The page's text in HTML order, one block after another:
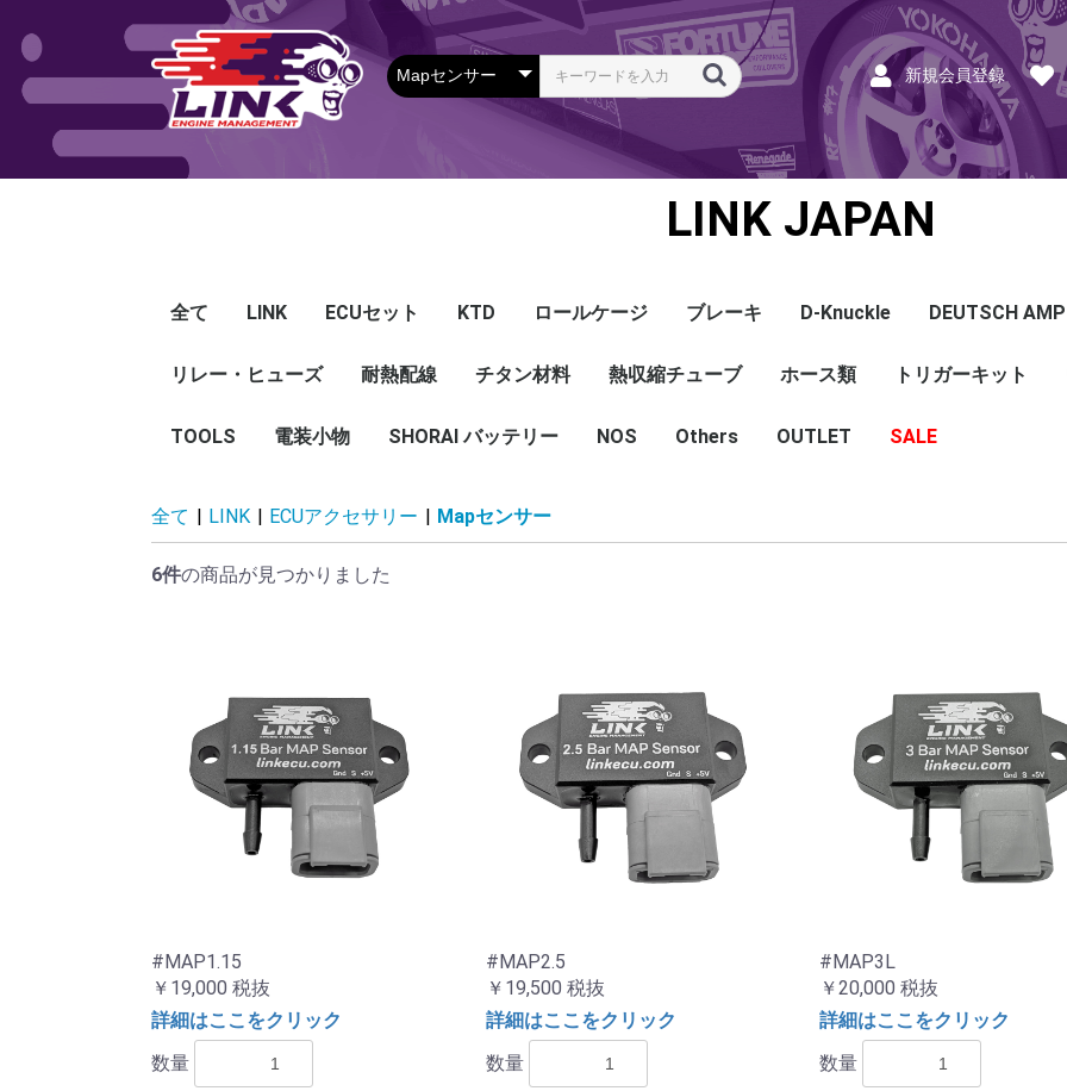
新規会員登録
LINK JAPAN
全て LINK
Plug-in ECU Honda
Mazda
Mitsubishi
Nissan
Subaru
Toyota
その他
Wire-in ECU G5
G4X
G4＋
PDM
ECUアクセサリー Looms and Cables Terminals and Plugs
G1 - G4
CAN and Tuning
G4X - G4+
Mapセンサー
温度センサー
その他センサー
Exhaust O2センサー
CAN EGT modules
DI Driver
Ignition
Injection
Peripherals
Tuning Tools
E-Throttle
Driver Display
CAN Keypad
Apparel Hat
T-shirts
Foodies
ECUセット KTD
Looms
CAN＆Tuning ケーブ
コネクタ＆Pin
Wire-in ハーネス
拡張ハーネス G4+Kurofune
MAZDA
MITSUBISHI
HONDA
TOYOTA
NISSAN
センサー クランクセンサー
温度センサー
MAPセンサー
圧力センサー
ノックセンサー
CAN ラムダ 空燃比
ブーストコントロール
Injector
ISC
その他
Ignition Coil
クラセン
サージタンク
EXマニ
燃料
電スロ
シリコンホース
エンジンハーネス
ハーネスラベル
エアクリーナー
スイッチ
アダプタ類
その他
ロールケージ ブレーキ D-Knuckle DEUTSCH AMP
AMP SSC
DTM
DT
DTP
その他
リレー・ヒューズ
リレー
リレーBOX
ヒューズケース
ブレーカー式ブレード
ブレーカー
耐熱配線
ETFE 配線
シールド線
モールド線
FEP 配線
シールド線
モールド線
チタン材料 熱収縮チューブ
ハンダ付 収縮チュー
耐熱収縮メッシュチュ
切れ込み付 メッシュ
DR
DW
DW クリア
その他
ホース類
シリコンホース
耐熱スリーブ
バキュームホース
燃料ホース
トリガーキット
TOOLS 電装小物 SHORAI バッテリー NOS Others OUTLET SALE
全て LINK ECUアクセサリー Mapセンサー
6件の商品が見つかりました
#MAP1.15
￥19,000 税抜
詳細はここをクリック
数量
#MAP2.5
￥19,500 税抜
詳細はここをクリック
数量
#MAP3L
￥20,000 税抜
詳細はここをクリック
数量